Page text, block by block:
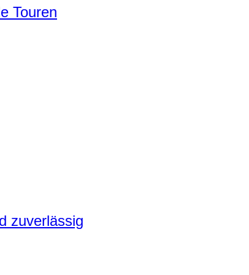
Touren
zuverlässig